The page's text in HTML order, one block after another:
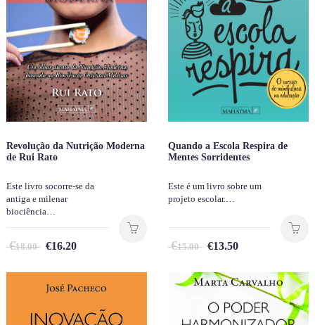
Revolução da Nutrição Moderna
de Rui Rato
Este livro socorre-se da
antiga e milenar
biociência…
€18.00 €16.20
Quando a Escola Respira de
Mentes Sorridentes
Este é um livro sobre um
projeto escolar.…
€15.00 €13.50